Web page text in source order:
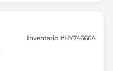
Inventario #HY74666A